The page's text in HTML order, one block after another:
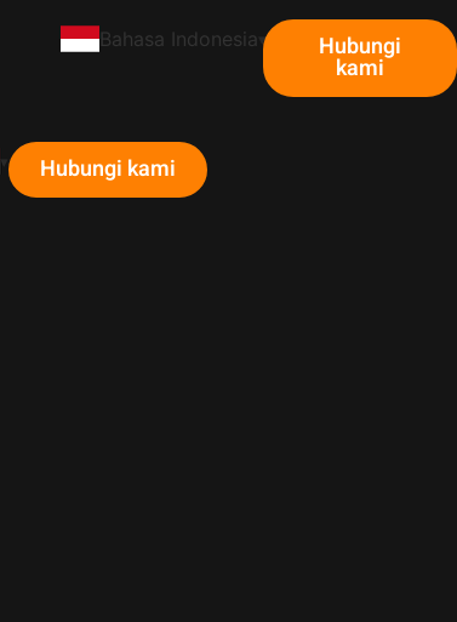
Bahasa Indonesia Hubungi
kami
Hubungi kami